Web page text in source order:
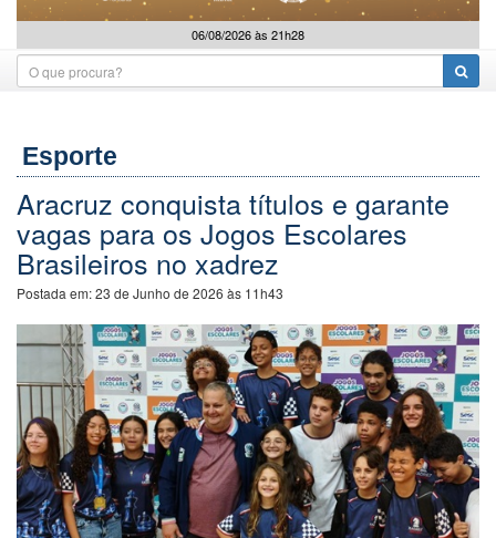
06/08/2026 às 21h28
Esporte
Aracruz conquista títulos e garante
vagas para os Jogos Escolares
Brasileiros no xadrez
Postada em:23 de Junho de 2026 às 11h43